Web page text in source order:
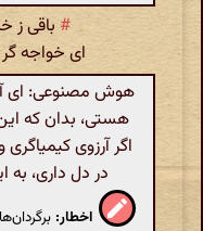
# باقی ز
ای خواجه
هوش مصنوعی: ای
هستی، بدان که
اگر آرزوی
در دل داری، به
اخطار: